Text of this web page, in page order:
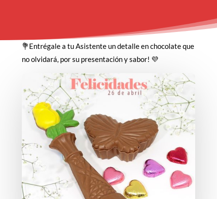
💐Entrégale a tu Asistente un detalle en chocolate que
no olvidará, por su presentación y sabor! 💜